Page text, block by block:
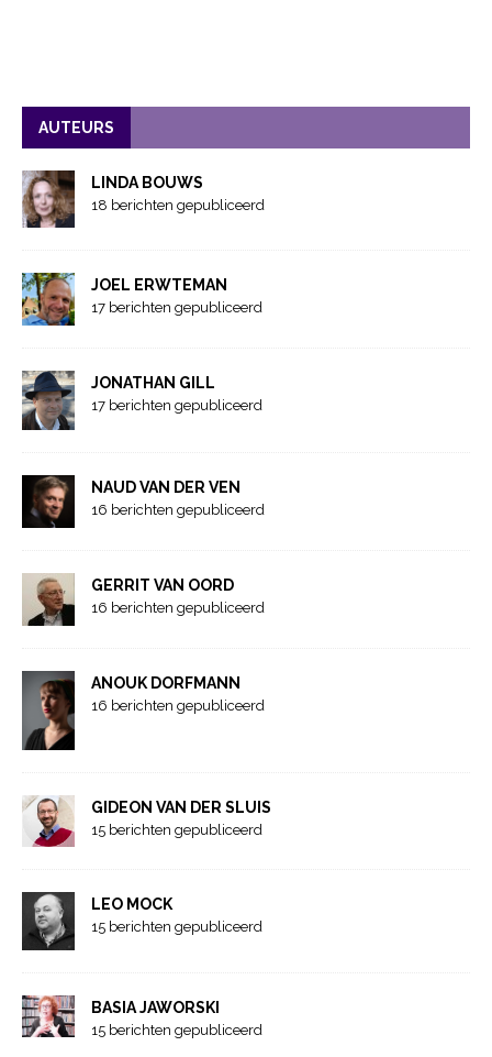
AUTEURS
LINDA BOUWS
18 berichten gepubliceerd
JOEL ERWTEMAN
17 berichten gepubliceerd
JONATHAN GILL
17 berichten gepubliceerd
NAUD VAN DER VEN
16 berichten gepubliceerd
GERRIT VAN OORD
16 berichten gepubliceerd
ANOUK DORFMANN
16 berichten gepubliceerd
GIDEON VAN DER SLUIS
15 berichten gepubliceerd
LEO MOCK
15 berichten gepubliceerd
BASIA JAWORSKI
15 berichten gepubliceerd